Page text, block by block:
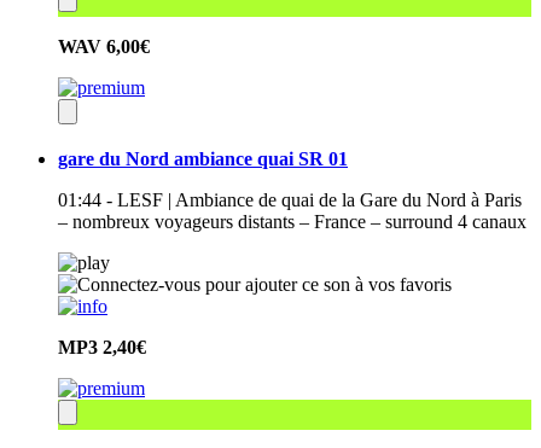
WAV 6,00€
gare du Nord ambiance quai SR 01
01:44 - LESF | Ambiance de quai de la Gare du Nord à Paris
– nombreux voyageurs distants – France – surround 4 canaux
MP3 2,40€